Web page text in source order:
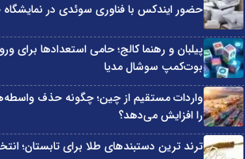
حضور ایندکس با فناوری سوئدی در
پیلبان و رهنما کالج؛ حامی استعدادها برای
بوت‌کمپ سوشال مدیا
واردات مستقیم از چین؛ چگونه حذف
را افزایش می‌دهد؟
ترند ترین دستبندهای طلا برای تابستان؛